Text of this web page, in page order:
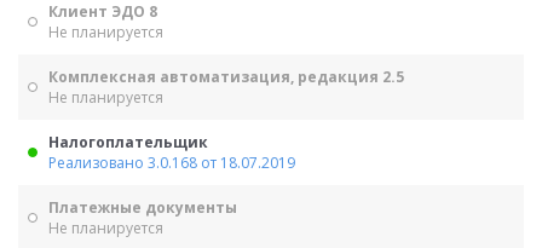
Клиент ЭДО 8
Не планируется
Комплексная автоматизация, редакция 2.5
Не планируется
Налогоплательщик
Реализовано 3.0.168 от 18.07.2019
Платежные документы
Не планируется